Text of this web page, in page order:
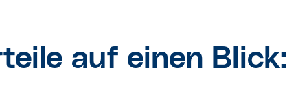
auf einen Blick: